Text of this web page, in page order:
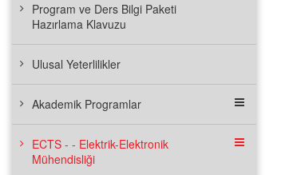
Program ve Ders Bilgi Paketi
Hazırlama Klavuzu
Ulusal Yeterlilikler
Akademik Programlar
ECTS - - Elektrik-Elektronik
Mühendisliği